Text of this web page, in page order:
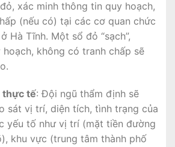
xác minh thông tin quy hoạch,
(nếu có) tại các cơ quan chức
Hà Tĩnh. Một sổ đỏ “sạch”,
không có tranh chấp sẽ
thực tế: Đội ngũ thẩm định sẽ
sát vị trí, diện tích, tình trạng của
yếu tố như vị trí (mặt tiền đường
khu vực (trung tâm thành phố